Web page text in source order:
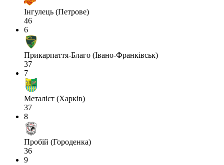
Інгулець (Петрове)
46
6
Прикарпаття-Благо (Івано-Франківськ)
37
7
Металіст (Харків)
37
8
Пробій (Городенка)
36
9